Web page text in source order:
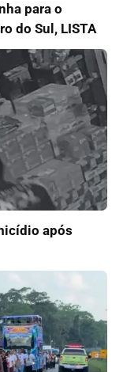
para o
do Sul, LISTA
após